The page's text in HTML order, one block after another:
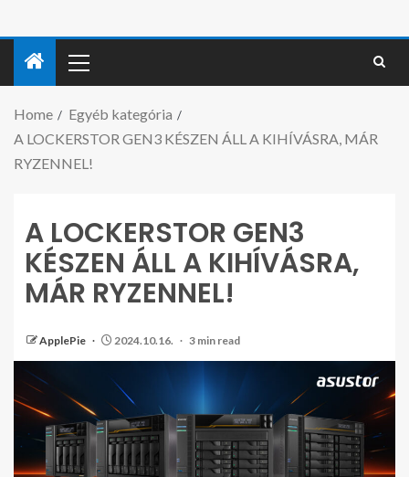
Home
Egyéb kategória
A LOCKERSTOR GEN3 KÉSZEN ÁLL A KIHÍVÁSRA, MÁR
RYZENNEL!
A LOCKERSTOR GEN3
KÉSZEN ÁLL A KIHÍVÁSRA,
MÁR RYZENNEL!
ApplePie 2024.10.16. 3 min read